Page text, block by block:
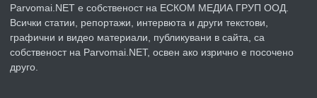
преди 1 година
ПРЕДЛАГА Уроци по Математика
Parvomai.NET е собственост на ЕСКОМ МЕДИА ГРУП ООД.
Всички статии, репортажи, интервюта и други текстови,
графични и видео материали, публикувани в сайта, са
собственост на Parvomai.NET, освен ако изрично е посочено
друго.